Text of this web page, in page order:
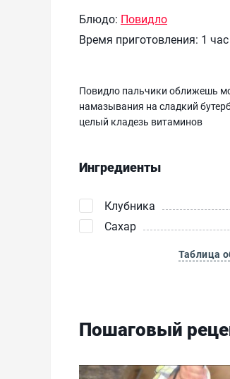
Блюдо: Повидло
Время приготовления: 1 час
Повидло пальчики оближешь
намазывания на сладкий
целый кладезь витаминов
Ингредиенты
Клубника
Сахар
Таблица
Пошаговый